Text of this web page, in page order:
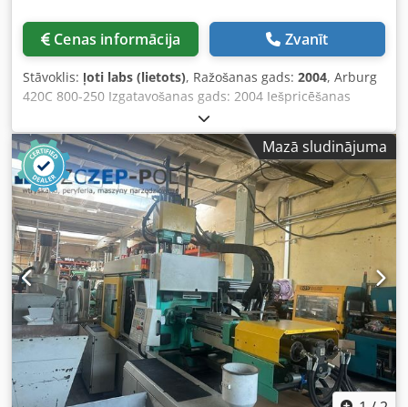
Cenas informācija Zvanīt
Stāvoklis: ļoti labs (lietots), Ražošanas gads: 2004, Arburg
420C 800-250 Izgatavošanas gads: 2004 Iešpricēšanas
vienība: Vītnes diametrs: 30 mm Iešpricēšanas svars: 89 g
Iešpricēšanas spiediens: 2470 bar Dozēšanas tilpums: 106
ccm Slēgšanas vienība: Slēgšanas spēks: 80 t Kolonnu
attālums: 420x420 mm Montāžas plātņu izmērs: 570x570
mm Izgrūdejs: hidraulisks Slēgšanas vienība: hidrauliska
Vadība: SELOGICA Papildu aprīkojums: Euromap 67 Robotu
interfeiss Hidrauliskā kodola vilkme x 1 Iešpricēšanas
agregāts rūdīts – bimetāls Izmēri: Svars: 3180 kg
Garums/platums/augstums: 4,30x1,64x2,08 m Piedziņa:
Sūknis/motors: 15 kW Sildīšanas jauda: 6,5 kW Kopējā
jauda: 21,5 kW Visas piedāvātās iekārtas pirms pārdošanas
tiek iedarbinātas mūsu servisa tehniķu vadībā. Dodpszc
Nq Aefx Ap Ijkr Ir iespējams saņemt izvēlētās iekārtas
tehnisko testu video vai piedalīties tehniskajos tiešsaites
testos mūsu uzņēmumā Lodzā. Cena: pēc pieprasījuma
Mazā sludinājuma